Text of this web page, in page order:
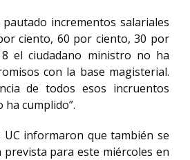
incrementos salariales
ciento, 60 por ciento, 30 por
el ciudadano ministro no ha
con la base magisterial.
de todos esos incruentos
cumplido”.
informaron que también se
para este miércoles en